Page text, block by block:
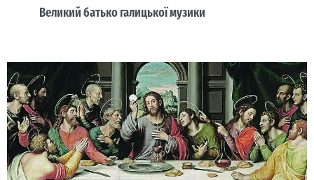
Великий батько галицької музики